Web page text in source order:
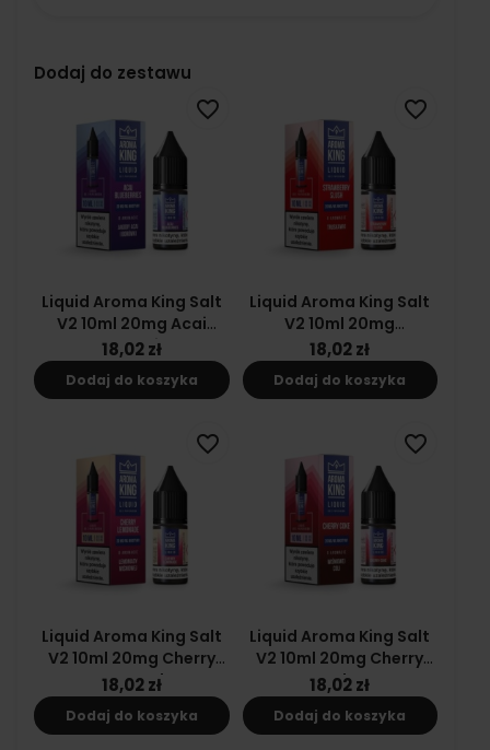
Dodaj do zestawu
Liquid Aroma King Salt
V2 10ml 20mg Acai
Blueberries
18,02 zł
Dodaj do koszyka
favorite_border
Liquid Aroma King Salt
V2 10ml 20mg
Strawberry Slush
18,02 zł
Dodaj do koszyka
favorite_border
Liquid Aroma King Salt
V2 10ml 20mg Cherry
Lemonade
18,02 zł
Dodaj do koszyka
favorite_border
Liquid Aroma King Salt
V2 10ml 20mg Cherry
Coke
18,02 zł
Dodaj do koszyka
favorite_border